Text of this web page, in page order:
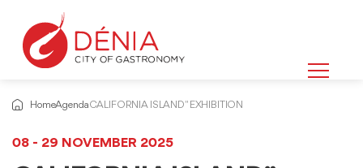
HomeAgendaCALIFORNIA ISLAND" EXHIBITION
08 - 29 NOVEMBER 2025